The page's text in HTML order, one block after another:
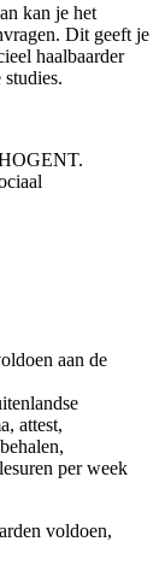
kan je het
Dit geeft je
haalbaarder
aan de
attest,
per week
voldoen,